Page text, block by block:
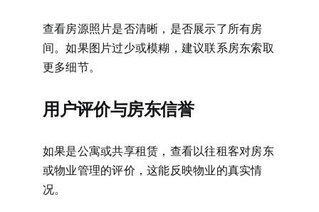
查看房源照片是否清晰，是否展示了所有房
间。如果图片过少或模糊，建议联系房东索取
更多细节。
用户评价与房东信誉
如果是公寓或共享租赁，查看以往租客对房东
或物业管理的评价，这能反映物业的真实情
况。